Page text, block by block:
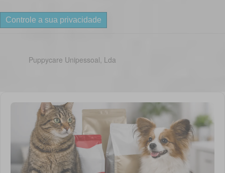
Controle a sua privacidade
Puppycare Unipessoal, Lda